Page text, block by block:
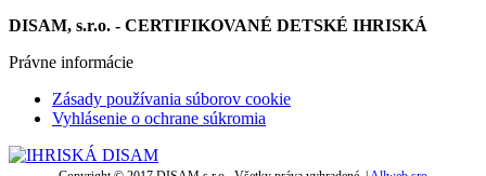
DISAM, s.r.o. - CERTIFIKOVANÉ DETSKÉ IHRISKÁ
Právne informácie
Zásady používania súborov cookie
Vyhlásenie o ochrane súkromia